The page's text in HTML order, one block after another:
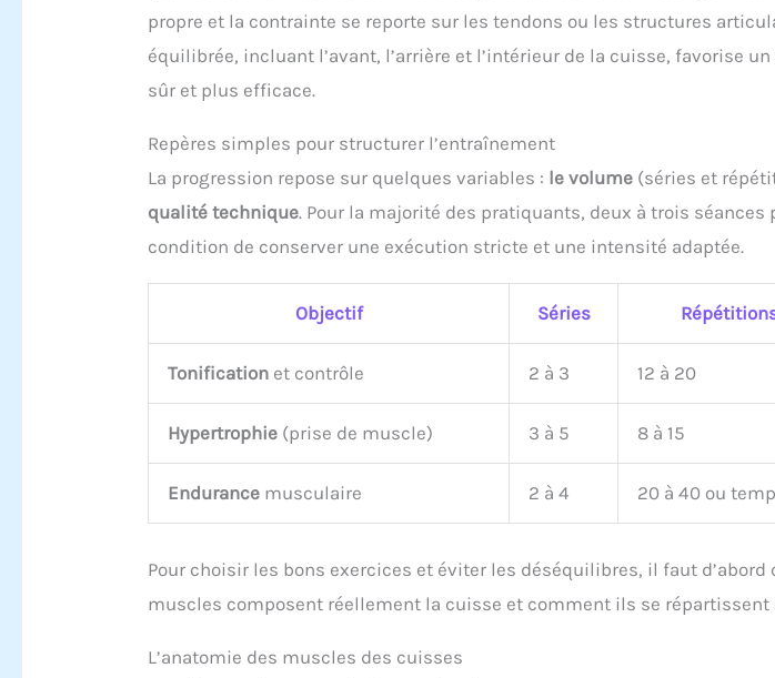
propre et la contrainte se reporte sur les tendons ou les structures
équilibrée, incluant l’avant, l’arrière et l’intérieur de la cuisse, favorise
sûr et plus efficace.
Repères simples pour structurer l’entraînement
La progression repose sur quelques variables : le volume (séries et
qualité technique. Pour la majorité des pratiquants, deux à trois
condition de conserver une exécution stricte et une intensité adaptée.
Objectif Séries
Tonification et contrôle 2 à 3 12 à 20
Hypertrophie (prise de muscle) 3 à 5 8 à 15
Endurance musculaire 2 à 4 20 à 40 ou
Pour choisir les bons exercices et éviter les déséquilibres, il faut d’abord
muscles composent réellement la cuisse et comment ils se
L’anatomie des muscles des cuisses